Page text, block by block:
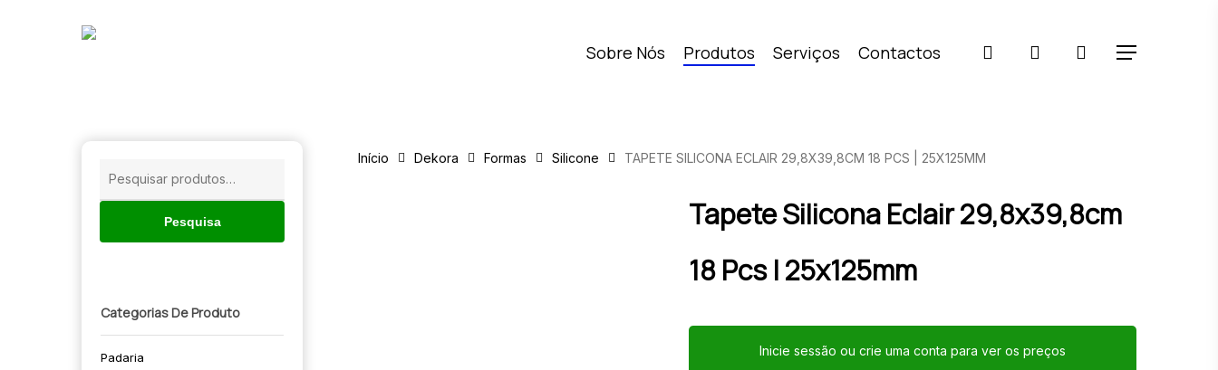
Sobre Nós Produtos Serviços Contactos pesquisaraccount Menu
Pesquisa
Categorias De Produto
Padaria
Início Dekora Formas Silicone TAPETE SILICONA ECLAIR 29,8X39,8CM 18 PCS | 25X125MM
Tapete Silicona Eclair 29,8x39,8cm
18 Pcs | 25x125mm
Inicie sessão ou crie uma conta para ver os preços